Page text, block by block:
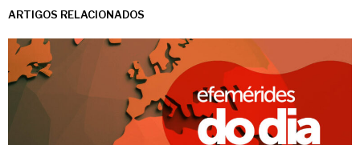
ARTIGOS RELACIONADOS